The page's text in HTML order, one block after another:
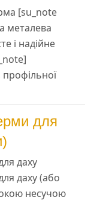
[su_note
металева
і надійне
для
даху
даху (або
несучою